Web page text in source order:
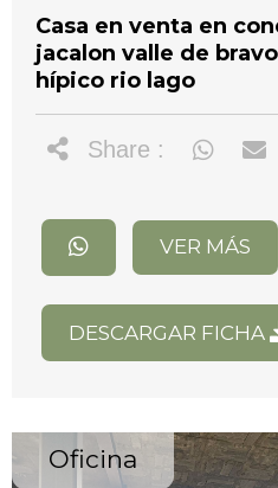
Casa en venta en
jacalon valle de
hípico rio lago
Share :
VER MÁS
DESCARGAR FICHA
Oficina